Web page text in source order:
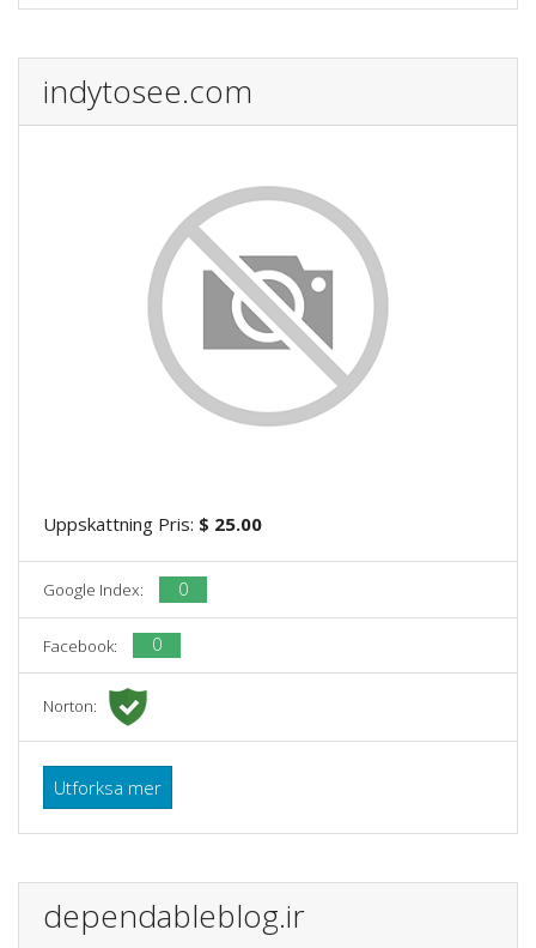
indytosee.com
Uppskattning Pris: $ 25.00
Google Index: 0
Facebook: 0
Norton:
Utforksa mer
dependableblog.ir